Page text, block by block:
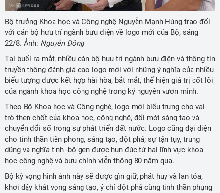
Bộ trưởng Khoa học và Công nghệ Nguyễn Mạnh Hùng trao đổi
với cán bộ hưu trí ngành bưu điện về logo mới của Bộ, sáng
22/8. Ảnh: Nguyễn Đông
Tại buổi ra mắt, nhiều cán bộ hưu trí ngành bưu điện và thông tin
truyền thông đánh giá cao logo mới với những ý nghĩa của nhiều
biểu tượng được kết hợp hài hòa, bắt mắt, thể hiện giá trị cốt lõi
của ngành khoa học công nghệ trong kỷ nguyên vươn mình.
Theo Bộ Khoa học và Công nghệ, logo mới biểu trưng cho vai
trò then chốt của khoa học, công nghệ, đổi mới sáng tạo và
chuyển đổi số trong sự phát triển đất nước. Logo cũng đại diện
cho tinh thần tiên phong, sáng tạo, đột phá; sự tận tụy, trung
dũng và nghĩa tình -bộ gen được hun đúc từ hai lĩnh vực khoa
học công nghệ và bưu chính viễn thông 80 năm qua.
Bộ kỳ vọng hình ảnh này sẽ được gìn giữ, phát huy và lan tỏa,
khơi dậy khát vọng sáng tạo, ý chí đột phá cùng tinh thần phụng